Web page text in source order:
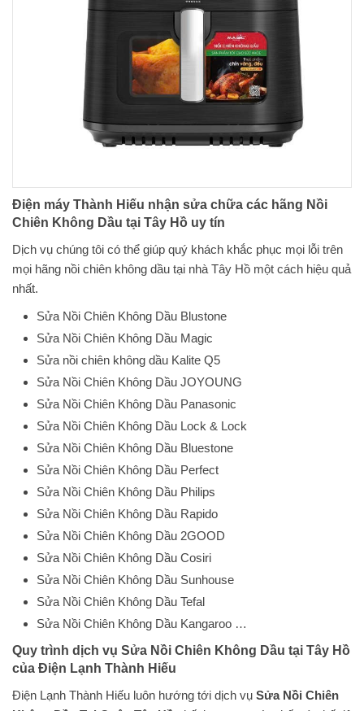
Điện máy Thành Hiếu nhận sửa chữa các hãng Nồi
Chiên Không Dầu tại Tây Hồ uy tín
Dịch vụ chúng tôi có thể giúp quý khách khắc phục mọi lỗi trên
mọi hãng nồi chiên không dầu tại nhà Tây Hồ một cách hiệu quả
nhất.
Sửa Nồi Chiên Không Dầu Blustone
Sửa Nồi Chiên Không Dầu Magic
Sửa nồi chiên không dầu Kalite Q5
Sửa Nồi Chiên Không Dầu JOYOUNG
Sửa Nồi Chiên Không Dầu Panasonic
Sửa Nồi Chiên Không Dầu Lock & Lock
Sửa Nồi Chiên Không Dầu Bluestone
Sửa Nồi Chiên Không Dầu Perfect
Sửa Nồi Chiên Không Dầu Philips
Sửa Nồi Chiên Không Dầu Rapido
Sửa Nồi Chiên Không Dầu 2GOOD
Sửa Nồi Chiên Không Dầu Cosiri
Sửa Nồi Chiên Không Dầu Sunhouse
Sửa Nồi Chiên Không Dầu Tefal
Sửa Nồi Chiên Không Dầu Kangaroo …
Quy trình dịch vụ Sửa Nồi Chiên Không Dầu tại Tây Hồ
của Điện Lạnh Thành Hiếu
Điện Lạnh Thành Hiếu luôn hướng tới dịch vụ Sửa Nồi Chiên